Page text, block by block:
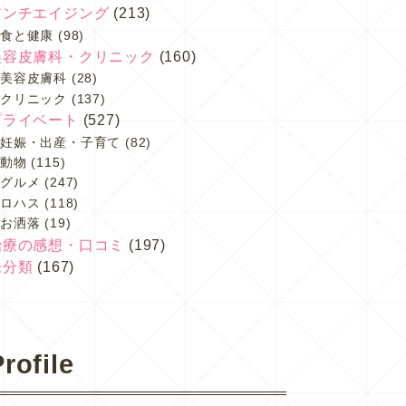
チエイジング (213)
食と健康 (98)
皮膚科・クリニック (160)
美容皮膚科 (28)
クリニック (137)
イベート (527)
妊娠・出産・子育て (82)
動物 (115)
グルメ (247)
ロハス (118)
お洒落 (19)
の感想・口コミ
(197)
類 (167)